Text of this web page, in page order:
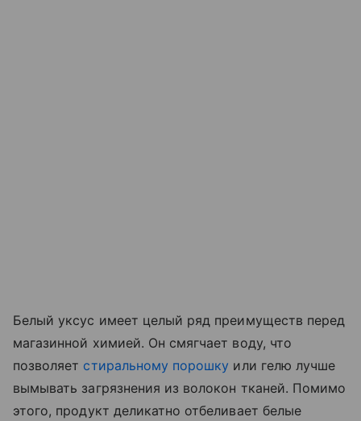
Белый уксус имеет целый ряд преимуществ перед
магазинной химией. Он смягчает воду, что
позволяет стиральному порошку или гелю лучше
вымывать загрязнения из волокон тканей. Помимо
этого, продукт деликатно отбеливает белые